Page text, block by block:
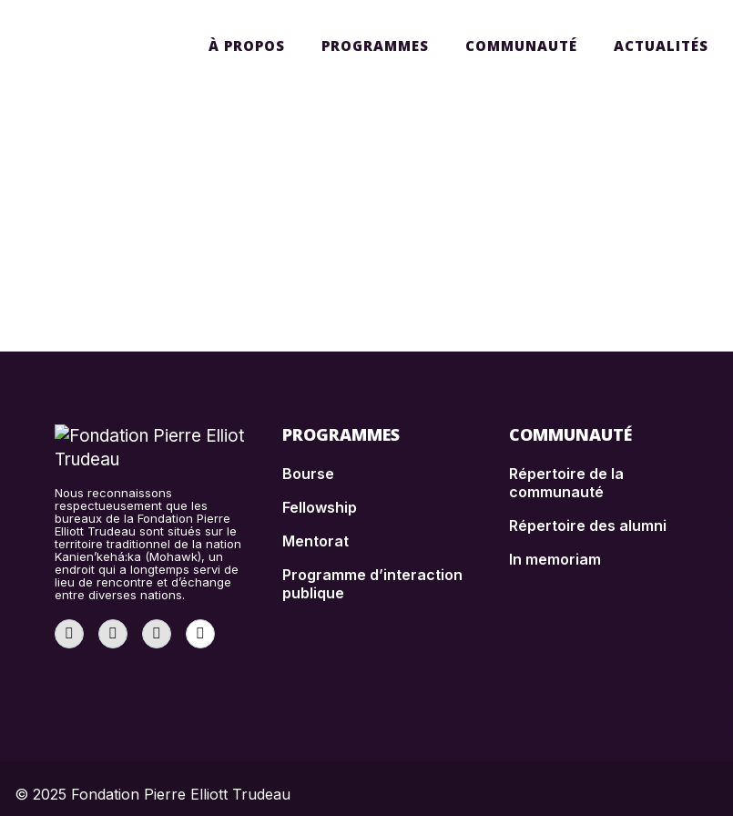
À PROPOS PROGRAMMES COMMUNAUTÉ ACTUALITÉS
Nous reconnaissons
respectueusement que les
bureaux de la Fondation Pierre
Elliott Trudeau sont situés sur le
territoire traditionnel de la nation
Kanien’kehá:ka (Mohawk), un
endroit qui a longtemps servi de
lieu de rencontre et d’échange
entre diverses nations.
PROGRAMMES
Bourse
Fellowship
Mentorat
Programme d’interaction
publique
COMMUNAUTÉ
Répertoire de la
communauté
Répertoire des alumni
In memoriam
© 2025 Fondation Pierre Elliott Trudeau